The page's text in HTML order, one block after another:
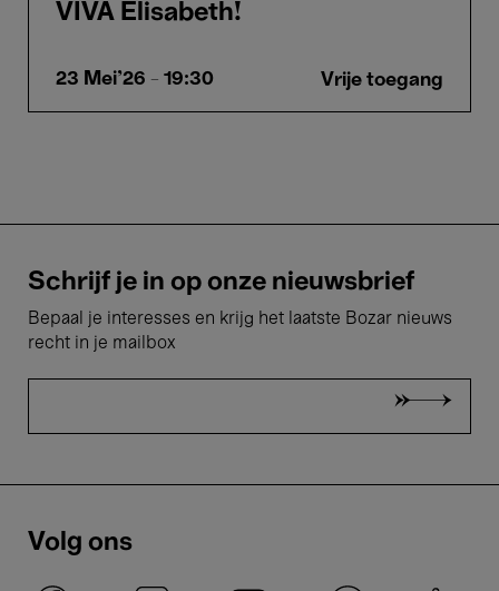
VIVA Elisabeth!
23 Mei'26 - 19:30 Vrije toegang
Schrijf je in op onze nieuwsbrief
Bepaal je interesses en krijg het laatste Bozar nieuws
recht in je mailbox
Volg ons